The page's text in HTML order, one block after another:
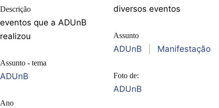
Descrição
eventos que a ADUnB
realizou
Assunto - tema
ADUnB
Ano
diversos eventos
Assunto
ADUnB Manifestação
Foto de:
ADUnB